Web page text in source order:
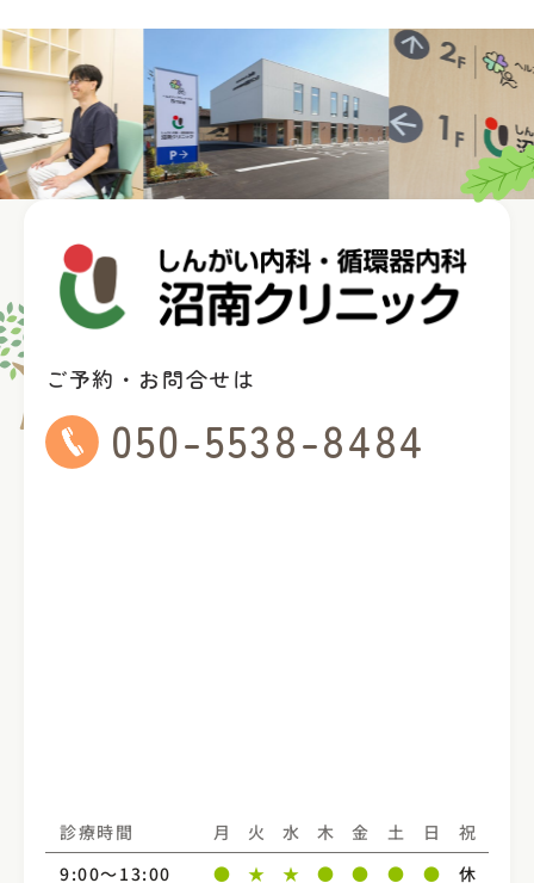
ご予約・お問合せは
050-5538-8484
診療時間 月 火 水 木 金 土 日
祝
9:00～13:00
● ★ ★ ● ● ● ●
休